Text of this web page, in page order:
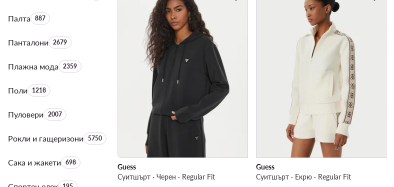
ПалтаБрой на продуктите:
887
ПанталониБрой на продуктите:
2679
Плажна модаБрой на продуктите:
2359
ПолиБрой на продуктите:
1218
ПуловериБрой на продуктите:
2007
Рокли и гащеризониБрой на продуктите:
5750
Сака и жакетиБрой на продуктите:
698
Guess
Суитшърт · Черен · Regular Fit
Guess
Суитшърт · Екрю · Regular Fit